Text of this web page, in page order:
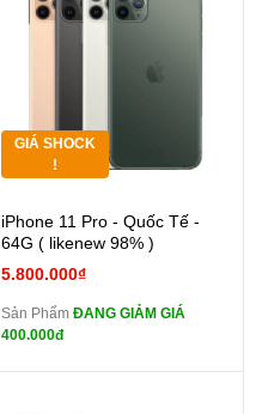
GIÁ SHOCK
!
iPhone 11 Pro - Quốc Tế -
64G ( likenew 98% )
5.800.000₫
Sản Phẩm ĐANG GIẢM GIÁ
400.000đ